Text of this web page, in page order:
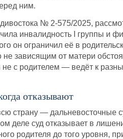
ним.
№ 2-575/2025,
инвалидность I группы и
он ограничил её в
не зависящим от матери
с родителем — ведёт к
отказывают
страну — дальневосточные
деле суд отказывает в
родителя до того уровня,